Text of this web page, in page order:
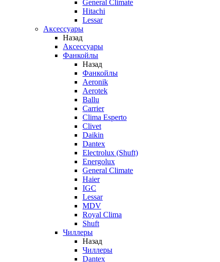
General Climate
Hitachi
Lessar
Аксессуары
Назад
Аксессуары
Фанкойлы
Назад
Фанкойлы
Aeronik
Aerotek
Ballu
Carrier
Clima Esperto
Clivet
Daikin
Dantex
Electrolux (Shuft)
Energolux
General Climate
Haier
IGC
Lessar
MDV
Royal Clima
Shuft
Чиллеры
Назад
Чиллеры
Dantex